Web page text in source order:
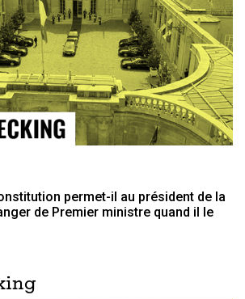
permet-il au président de la
de Premier ministre quand il le